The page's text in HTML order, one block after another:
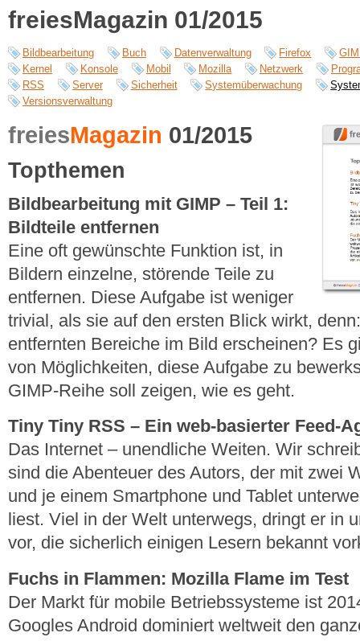
freiesMagazin 01/2015
Bildbearbeitung Buch Datenverwaltung Firefox
Kernel
Konsole Mobil Mozilla Netzwerk
RSS
Server Sicherheit Systemüberwachung
Versionsverwaltung
freiesMagazin 01/2015
Topthemen
Bildbearbeitung mit GIMP – Teil 1:
Bildteile entfernen
Eine oft gewünschte Funktion ist, in
Bildern einzelne, störende Teile zu
entfernen. Diese Aufgabe ist weniger
trivial, als sie auf den ersten Blick wirkt,
entfernten Bereiche im Bild erscheinen? Es
von Möglichkeiten, diese Aufgabe zu
GIMP-Reihe soll zeigen, wie es geht.
Tiny Tiny RSS – Ein web-basierter Feed-
Das Internet – unendliche Weiten. Wir
sind die Abenteuer des Autors, der mit zwei
und je einem Smartphone und Tablet
liest. Viel in der Welt unterwegs, dringt er in
vor, die sicherlich einigen Lesern bekannt
Fuchs in Flammen: Mozilla Flame im Test
Der Markt für mobile Betriebssysteme ist
Googles Android dominiert weltweit den